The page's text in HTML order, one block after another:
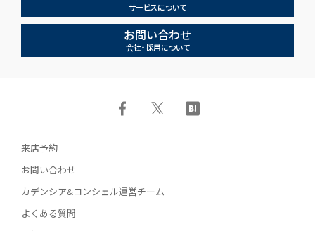
サービスについて
お問い合わせ
会社・採用について
来店予約
お問い合わせ
カデンシア&コンシェル運営チーム
よくある質問